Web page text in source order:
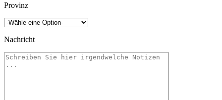
Provinz
Nachricht